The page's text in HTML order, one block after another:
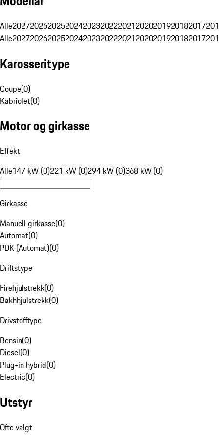
Alle20272026202520242023202220212020201920182017
Alle20272026202520242023202220212020201920182017
Karosseritype
Coupe(0)
Kabriolet(0)
Motor og girkasse
Effekt
Alle147 kW (0)221 kW (0)294 kW (0)368 kW (0)
Girkasse
Manuell girkasse(0)
Automat(0)
PDK (Automat)(0)
Driftstype
Firehjulstrekk(0)
Bakhhjulstrekk(0)
Drivstofftype
Bensin(0)
Diesel(0)
Plug-in hybrid(0)
Electric(0)
Utstyr
Ofte valgt